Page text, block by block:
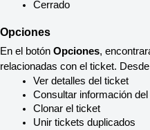
Cerrado
Opciones
En el botón Opciones,
relacionadas con el ticket.
Ver detalles del ticket
Consultar información
Clonar el ticket
Unir tickets duplicados